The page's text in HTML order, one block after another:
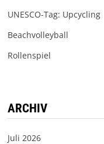
UNESCO-Tag: Upcycling
Beachvolleyball
Rollenspiel
ARCHIV
Juli 2026